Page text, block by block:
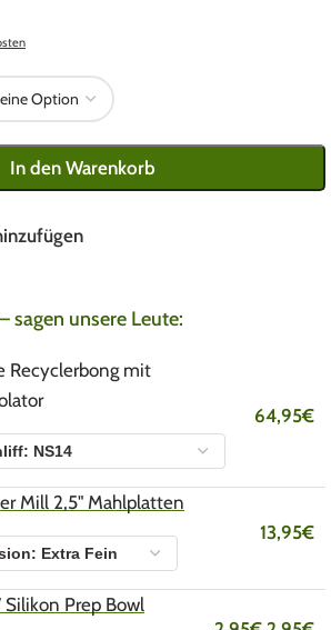
In den Warenkorb
sagen unsere Leute:
Recyclerbong mit
64,95€
Mill 2,5" Mahlplatten
13,95€
Silikon Prep Bowl